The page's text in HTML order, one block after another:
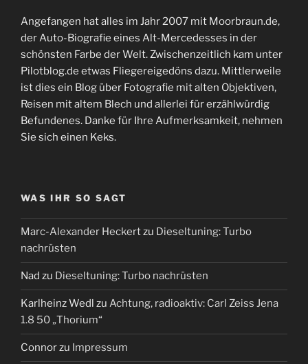
Angefangen hat alles im Jahr 2007 mit Moorbraun.de,
der Auto-Biografie eines Alt-Mercedesses in der
schönsten Farbe der Welt. Zwischenzeitlich kam unter
Pilotblog.de etwas Fliegereigedöns dazu. Mittlerweile
ist dies ein Blog über Fotografie mit alten Objektiven,
Reisen mit altem Blech und allerlei für erzählwürdig
Befundenes. Danke für Ihre Aufmerksamkeit, nehmen
Sie sich einen Keks.
WAS IHR SO SAGT
Marc-Alexander Heckertzu Dieseltuning: Turbo
nachrüsten
Nad zu Dieseltuning: Turbo nachrüsten
Karlheinz Wedl zu Achtung, radioaktiv: Carl Zeiss Jena
1.8 50 „Thorium“
Connorzu Impressum